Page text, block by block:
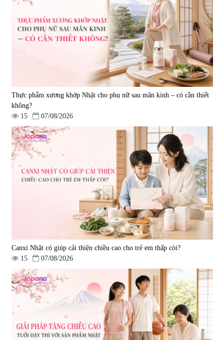
Nano NMN+ Peeling Gel
|0
1.490.000 đ
mạch, ngừa tai biến Elastin Plus
& Nattokinase Hokoen 80 viên
0
980.000 đ
Viên uống bổ gan Ribeto Shoji
Hepaclean 60 viên
690.000 đ
Viên uống hỗ trợ cải thiện thoát
vị đĩa đệm Kyoto Has 30 viên
|14.560
1.600.000 đ
Viên uống hỗ trợ giấc ngủ Fujina
Sleepy Nhật Bản 80 viên
580.000 đ
điều trị đột quỵ Biken Kinase
Gold 60 viên
0
1.570.000 đ
Thực phẩm xương khớp Nhật cho phụ nữ sau mãn kinh – có cần thiết
không?
15
07/08/2026
Canxi Nhật có giúp cải thiện chiều cao cho trẻ em thấp còi?
15
07/08/2026